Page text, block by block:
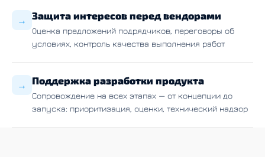
→ Защита интересов перед вендорами
Оценка предложений подрядчиков, переговоры об
условиях, контроль качества выполнения работ
→ Поддержка разработки продукта
Сопровождение на всех этапах — от концепции до
запуска: приоритизация, оценки, технический надзор